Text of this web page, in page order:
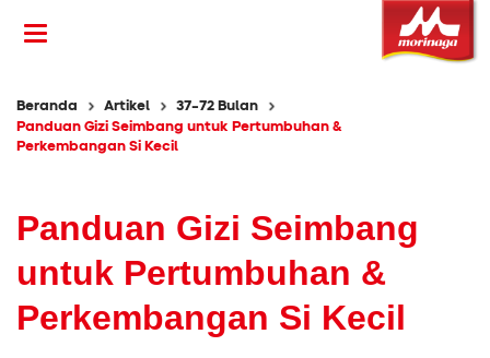
Beranda Artikel
37-72 Bulan
Panduan Gizi Seimbang untuk Pertumbuhan &
Perkembangan Si Kecil
Panduan Gizi Seimbang
untuk Pertumbuhan &
Perkembangan Si Kecil